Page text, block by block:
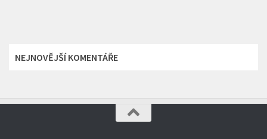
NEJNOVĚJŠÍ KOMENTÁŘE